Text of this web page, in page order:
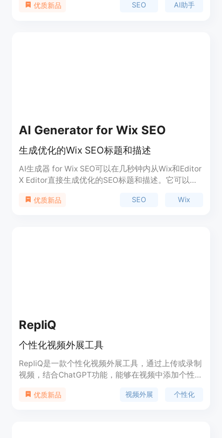
曝光。该工具提供了全面的SEO报告，帮助品牌了解
优质新品 SEO AI助手
AI Generator for Wix SEO
生成优化的Wix SEO标题和描述
AI生成器 for Wix SEO可以在几秒钟内从Wix和Editor
X Editor直接生成优化的SEO标题和描述。它可以帮
更多的访问者。这个插件提供了快速而准确的生成
优质新品 SEO Wix
RepliQ
个性化视频外展工具
RepliQ是一款个性化视频外展工具，通过上传或录制
视频，结合ChatGPT功能，能够在视频中添加个性化
HTML邮件代码。用户可通过分析数据了解视频表现
优质新品 视频外展 个性化